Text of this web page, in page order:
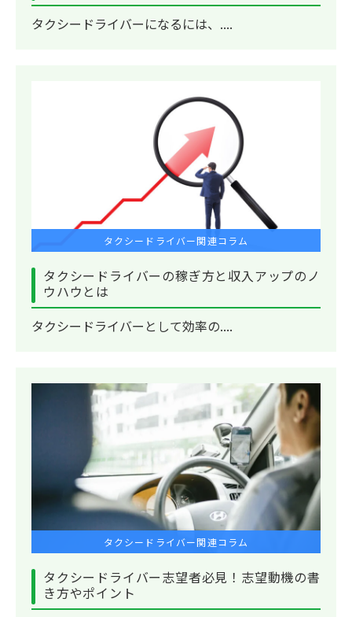
タクシードライバーになるには、....
タクシードライバー関連コラム
タクシードライバーの稼ぎ方と収入アップのノ
ウハウとは
タクシードライバーとして効率の....
タクシードライバー関連コラム
タクシードライバー志望者必見！志望動機の書
き方やポイント